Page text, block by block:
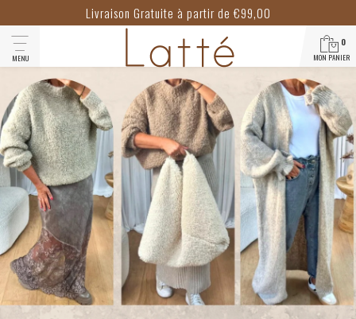
Livraison Gratuite à partir de €99,00
0
MON PANIER
MENU